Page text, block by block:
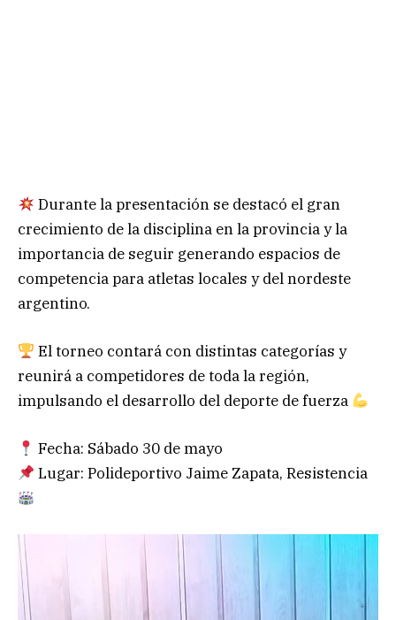
Durante la presentación se destacó el gran
crecimiento de la disciplina en la provincia y la
importancia de seguir generando espacios de
competencia para atletas locales y del nordeste
argentino.
El torneo contará con distintas categorías y
reunirá a competidores de toda la región,
impulsando el desarrollo del deporte de fuerza
Fecha: Sábado 30 de mayo
Lugar: Polideportivo Jaime Zapata, Resistencia